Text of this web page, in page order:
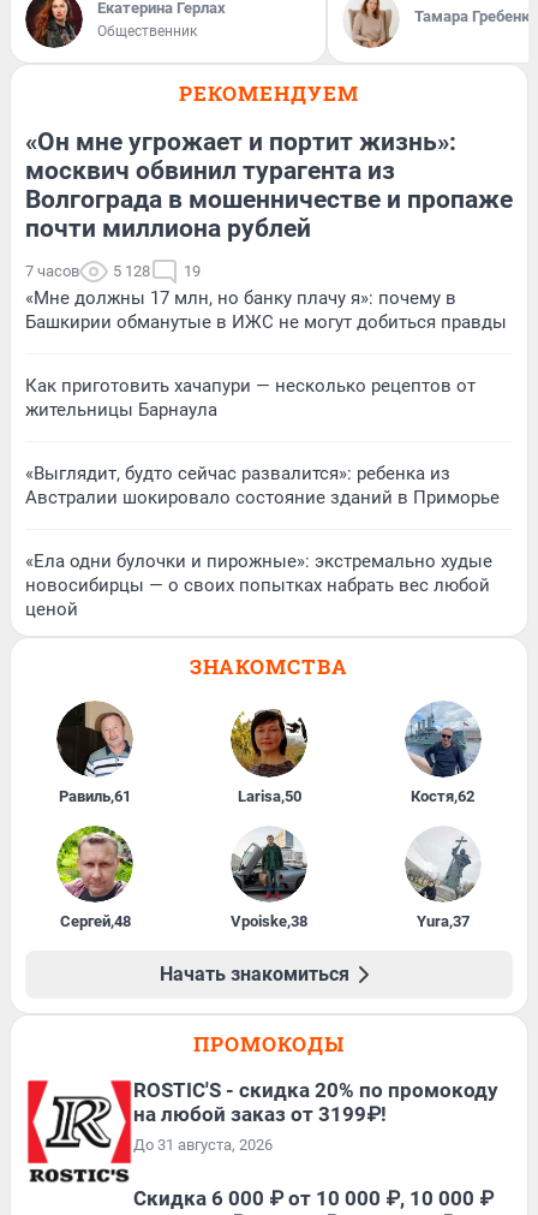
Екатерина Герлах
Общественник
Тамара
РЕКОМЕНДУЕМ
«Он мне угрожает и портит жизнь»:
москвич обвинил турагента из
Волгограда в мошенничестве и пропаже
почти миллиона рублей
7 часов 5 128 19
«Мне должны 17 млн, но банку плачу я»: почему в
Башкирии обманутые в ИЖС не могут добиться правды
Как приготовить хачапури — несколько рецептов от
жительницы Барнаула
«Выглядит, будто сейчас развалится»: ребенка из
Австралии шокировало состояние зданий в Приморье
«Ела одни булочки и пирожные»: экстремально худые
новосибирцы — о своих попытках набрать вес любой
ценой
ЗНАКОМСТВА
Равиль,61 Larisa,50 Костя,62
Сергей,48 Vpoiske,38 Yura,37
Начать знакомиться
ПРОМОКОДЫ
ROSTIC'S - скидка 20% по промокоду
на любой заказ от 3199₽!
До 31 августа, 2026
Скидка 6 000 ₽ от 10 000 ₽, 10 000 ₽